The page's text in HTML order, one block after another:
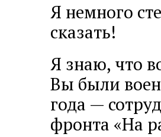
Я немного
сказать!
Я знаю, что
Вы были
года —
фронта «На